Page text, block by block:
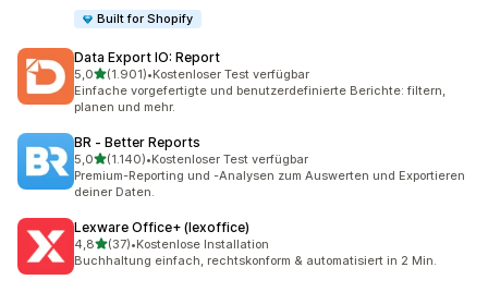
Built for Shopify
Data Export IO: Report
5,0von 5 Sternen
(1.901)
1901 Rezensionen insgesamt
•Kostenloser Test verfügbar
Einfache vorgefertigte und benutzerdefinierte Berichte: filtern,
planen und mehr.
BR ‑ Better Reports
5,0von 5 Sternen
(1.140)
1140 Rezensionen insgesamt
•Kostenloser Test verfügbar
Premium-Reporting und -Analysen zum Auswerten und Exportieren
deiner Daten.
Lexware Office+ (lexoffice)
4,8von 5 Sternen
(37)
37 Rezensionen insgesamt
•Kostenlose Installation
Buchhaltung einfach, rechtskonform & automatisiert in 2 Min.